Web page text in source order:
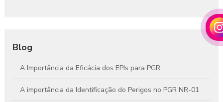
Blog
A Importância da Eficácia dos EPIs para PGR
A importância da Identificação do Perigos no PGR NR-01